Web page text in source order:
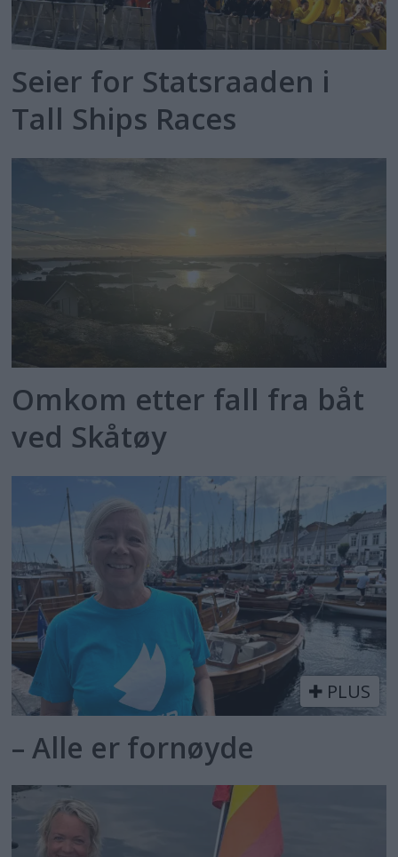
Seier for Statsraaden i
Tall Ships Races
Omkom etter fall fra båt
ved Skåtøy
PLUS
– Alle er fornøyde